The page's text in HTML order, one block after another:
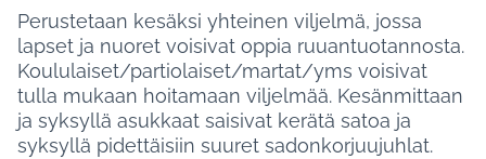
Perustetaan kesäksi yhteinen viljelmä, jossa
lapset ja nuoret voisivat oppia ruuantuotannosta.
Koululaiset/partiolaiset/martat/yms voisivat
tulla mukaan hoitamaan viljelmää. Kesänmittaan
ja syksyllä asukkaat saisivat kerätä satoa ja
syksyllä pidettäisiin suuret sadonkorjuujuhlat.